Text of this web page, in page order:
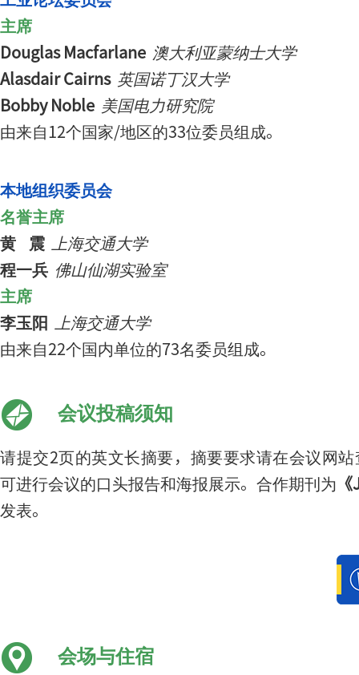
主席
Douglas Macfarlane 澳大利亚蒙纳士大学
Alasdair Cairns 英国诺丁汉大学
Bobby Noble 美国电力研究院
由来自12个国家/地区的33位委员组成。
本地组织委员会
名誉主席
黄 震 上海交通大学
程一兵 佛山仙湖实验室
主席
李玉阳 上海交通大学
由来自22个国内单位的73名委员组成。
会议投稿须知
请提交2页的英文长摘要，摘要要求请在会议网
可进行会议的口头报告和海报展示。合作期刊为
发表。
会场与住宿